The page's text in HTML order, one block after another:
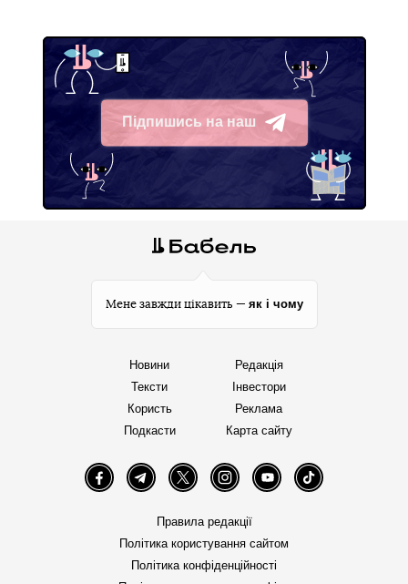
Підпишись на наш
Telegram
Мене завжди цікавить — як і чому
Новини
Тексти
Користь
Подкасти
Редакція
Інвестори
Реклама
Карта сайту
FacebookTelegramTwitter InstagramYouTube TikTok
Правила редакції
Політика користування сайтом
Політика конфіденційності